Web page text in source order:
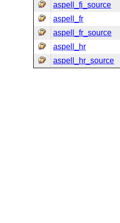
aspell_fi_source
aspell_fr
aspell_fr_source
aspell_hr
aspell_hr_source